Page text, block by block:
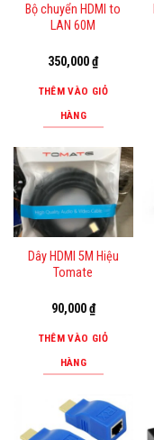
Bộ chuyển HDMI to
LAN 60M
350,000₫
THÊM VÀO GIỎ
HÀNG
Dây HDMI 5M Hiệu
Tomate
90,000₫
THÊM VÀO GIỎ
HÀNG